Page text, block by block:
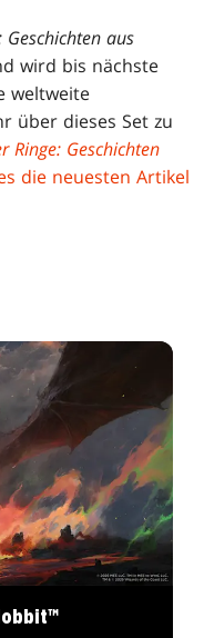
aus
wird bis nächste
weltweite
über dieses Set zu
Ringe: Geschichten
die neuesten Artikel